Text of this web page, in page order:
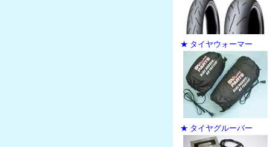
★ タイヤウォーマー
★ タイヤグルーバー